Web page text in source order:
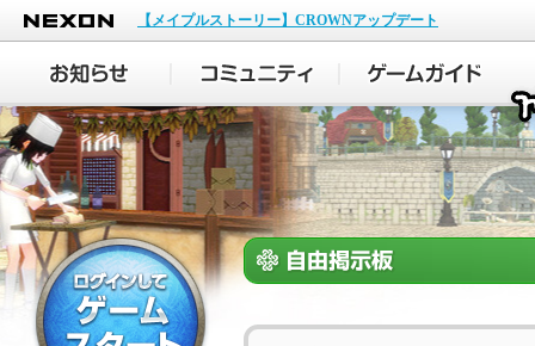
NEXON
【メイプルストーリー】CROWNアップデート